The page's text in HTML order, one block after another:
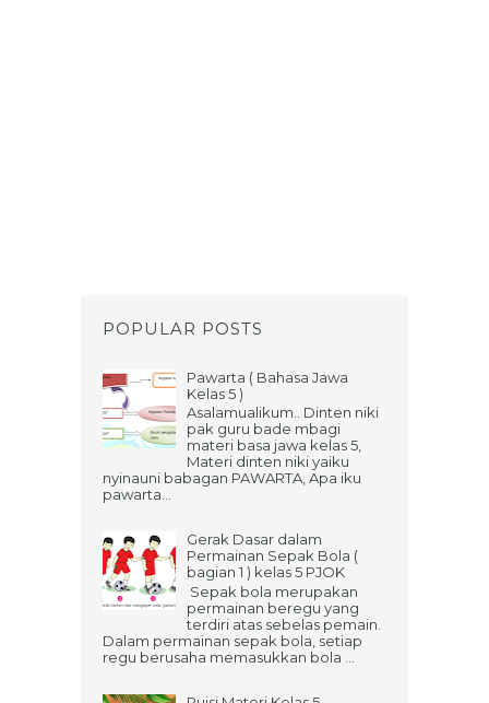
POPULAR POSTS
Pawarta ( Bahasa Jawa
Kelas 5 )
Asalamualikum.. Dinten niki
pak guru bade mbagi
materi basa jawa kelas 5,
Materi dinten niki yaiku
nyinauni babagan PAWARTA, Apa iku
pawarta...
Gerak Dasar dalam
Permainan Sepak Bola (
bagian 1 ) kelas 5 PJOK
Sepak bola merupakan
permainan beregu yang
terdiri atas sebelas pemain.
Dalam permainan sepak bola, setiap
regu berusaha memasukkan bola ...